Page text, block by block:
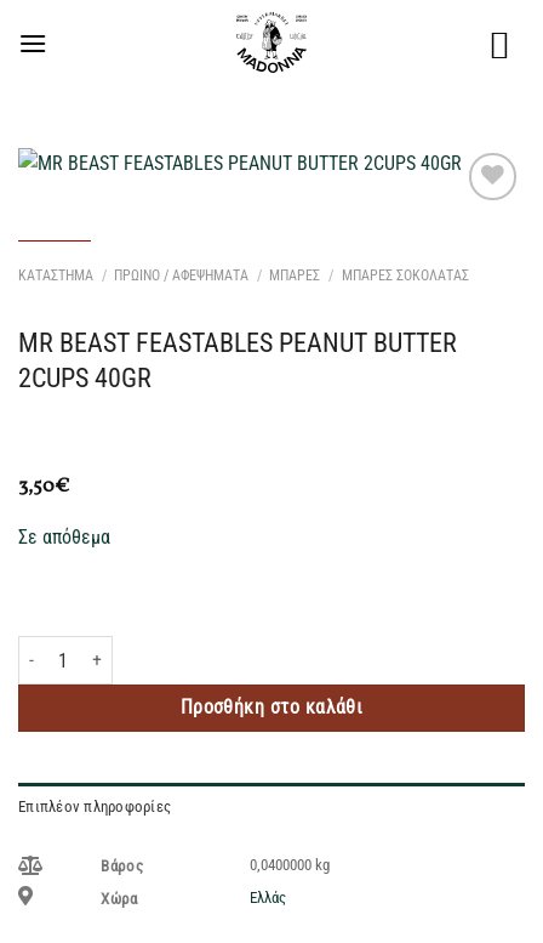
στο
Επιθυμιών
ΚΑΤΑΣΤΗΜΑ / ΠΡΩΙΝΟ / ΑΦΕΨΗΜΑΤΑ / ΜΠΑΡΕΣ / ΜΠΑΡΕΣ ΣΟΚΟΛΑΤΑΣ
MR BEAST FEASTABLES PEANUT BUTTER
2CUPS 40GR
3,50€
Σε απόθεμα
MR BEAST FEASTABLES PEANUT BUTTER 2CUPS 40GR ποσότητα
Προσθήκη στο καλάθι
Επιπλέον πληροφορίες
Βάρος
0,0400000 kg
Χώρα
Ελλάς